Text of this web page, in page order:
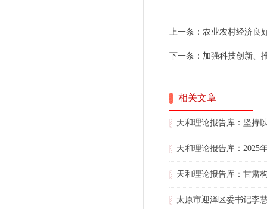
上一条： 农业农村经济良
下一条： 加强科技创新、
相关文章
天和理论报告库：坚持
天和理论报告库：2025
天和理论报告库：甘肃
太原市迎泽区委书记李